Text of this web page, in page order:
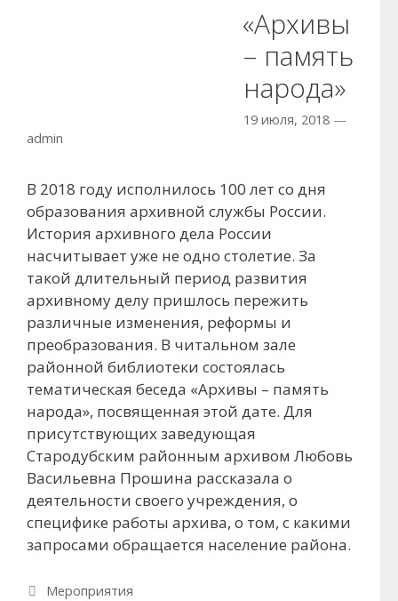
«Архивы
– память
народа»
19 июля, 2018 —
admin
В 2018 году исполнилось 100 лет со дня
образования архивной службы России.
История архивного дела России
насчитывает уже не одно столетие. За
такой длительный период развития
архивному делу пришлось пережить
различные изменения, реформы и
преобразования. В читальном зале
районной библиотеки состоялась
тематическая беседа «Архивы – память
народа», посвященная этой дате. Для
присутствующих заведующая
Стародубским районным архивом Любовь
Васильевна Прошина рассказала о
деятельности своего учреждения, о
специфике работы архива, о том, с какими
запросами обращается население района.
Рубрики
Мероприятия